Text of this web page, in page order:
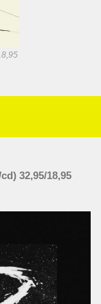
32,95/18,95